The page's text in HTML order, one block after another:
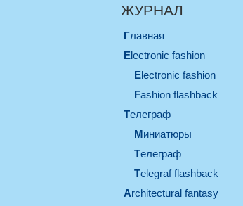
ЖУРНАЛ
Главная
electronic fashion
electronic fashion
Fashion flashback
телеграф
миниатюры
телеграф
Telegraf flashback
architectural fantasy